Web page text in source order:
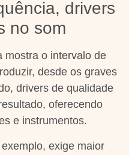
drivers
no som
mostra o intervalo de
desde os graves
drivers de qualidade
oferecendo
e instrumentos.
exige maior